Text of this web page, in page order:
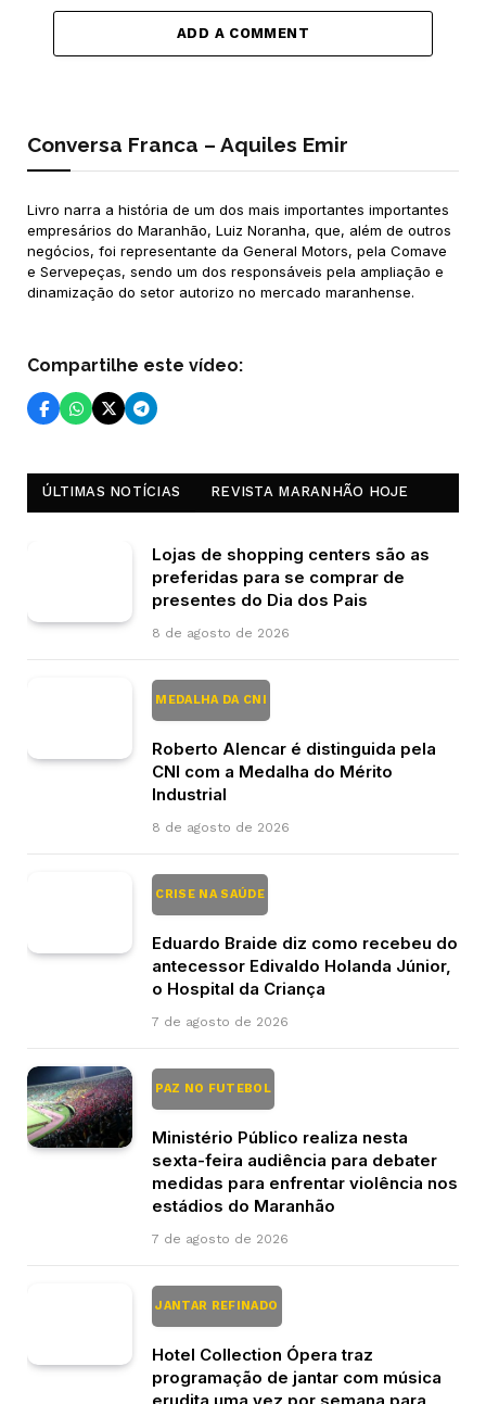
ADD A COMMENT
Conversa Franca – Aquiles Emir
Livro narra a história de um dos mais importantes importantes
empresários do Maranhão, Luiz Noranha, que, além de outros
negócios, foi representante da General Motors, pela Comave
e Servepeças, sendo um dos responsáveis pela ampliação e
dinamização do setor autorizo no mercado maranhense.
Compartilhe este vídeo:
ÚLTIMAS NOTÍCIAS REVISTA MARANHÃO HOJE
Lojas de shopping centers são as
preferidas para se comprar de
presentes do Dia dos Pais
8 de agosto de 2026
MEDALHA DA CNI
Roberto Alencar é distinguida pela
CNI com a Medalha do Mérito
Industrial
8 de agosto de 2026
CRISE NA SAÚDE
Eduardo Braide diz como recebeu do
antecessor Edivaldo Holanda Júnior,
o Hospital da Criança
7 de agosto de 2026
PAZ NO FUTEBOL
Ministério Público realiza nesta
sexta-feira audiência para debater
medidas para enfrentar violência nos
estádios do Maranhão
7 de agosto de 2026
JANTAR REFINADO
Hotel Collection Ópera traz
programação de jantar com música